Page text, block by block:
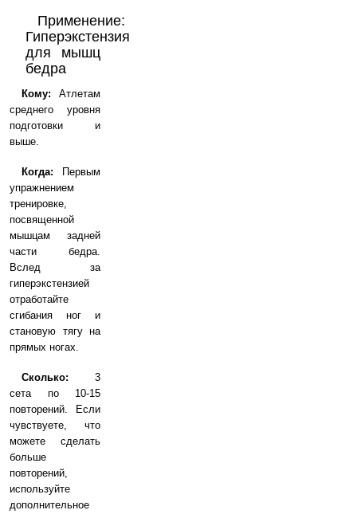
Применение:
Гиперэкстензия
для мышц
бедра
Кому: Атлетам
среднего уровня
подготовки и
выше.
Когда: Первым
упражнением
тренировке,
посвященной
мышцам задней
части бедра.
Вслед за
гиперэкстензией
отработайте
сгибания ног и
становую тягу на
прямых ногах.
Сколько: 3
сета по 10-15
повторений. Если
чувствуете, что
можете сделать
больше
повторений,
используйте
дополнительное